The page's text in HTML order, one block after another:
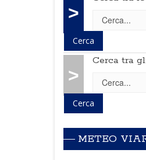
>
>
Cerca tra
METEO